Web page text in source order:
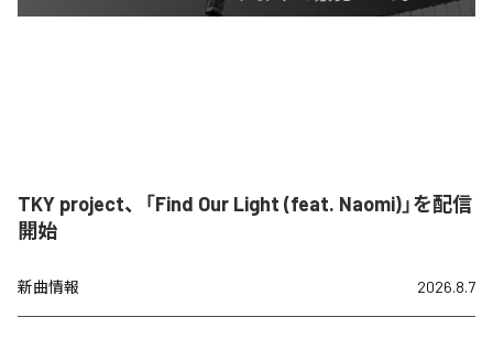
TKY project、「Find Our Light (feat. Naomi)」を配信
開始
新曲情報 2026.8.7